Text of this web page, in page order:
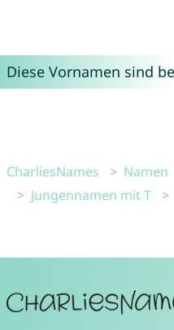
Diese Vornamen sind
CharliesNames Namen
Jungennamen mit T